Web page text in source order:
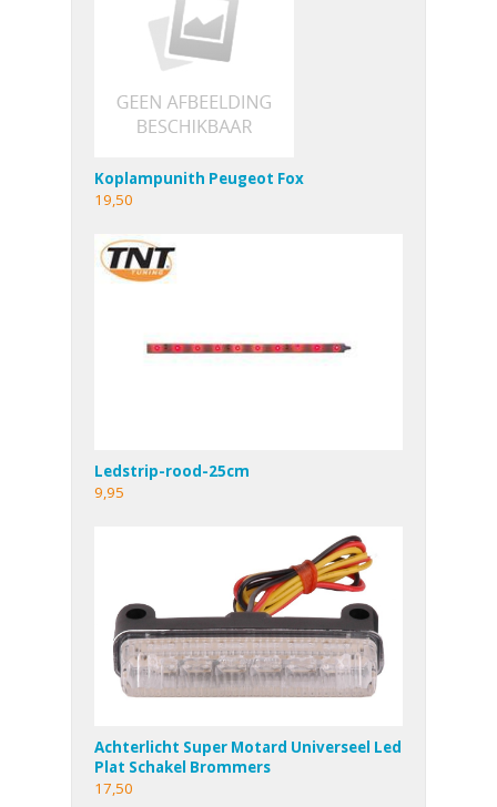
Koplampunith Peugeot Fox
19,50
Ledstrip-rood-25cm
9,95
Achterlicht Super Motard Universeel Led
Plat Schakel Brommers
17,50